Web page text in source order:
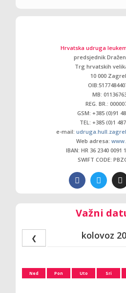
Hrvatska udruga
predsjednik
Trg hrvatskih
10 000
MB:
REG. BR.:
GSM: +385 (0)91
TEL: +385 (0)1
e-mail:
Web adresa:
IBAN: HR 36 2340 0091
SWIFT CODE:
Važni
❮ kolovoz
Ned Pon Uto Sri